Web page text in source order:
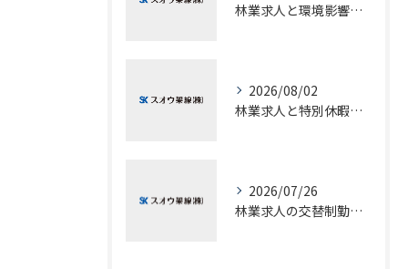
林業求人と環境影響の関係や持続可能な働き方を徹底解説
2026/08/02
林業求人と特別休暇の実情を山口県大島郡周防大島町で徹底解剖
2026/07/26
林業求人の交替制勤務で実現する高収入と柔軟な働き方のヒント